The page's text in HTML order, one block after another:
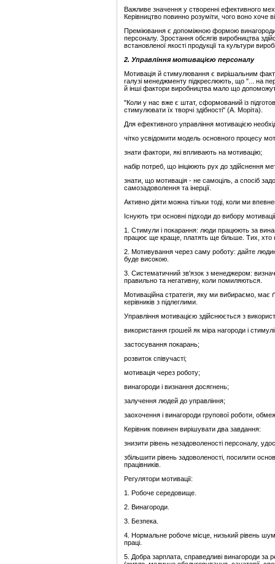
Важливе значення у створенні ефективного
Керівництво повинно розуміти, чого воно хоче
Преміювання є допоміжною формою винагороди
персоналу. Зростання обсягів виробництва
встановленої якості продукції та культури
2. Управління мотивацією персоналу
Мотивація й стимулювання є вирішальним
галузі менеджменту підкреслюють, що "... на
й інші фактори виробництва мало що
"Коли у нас вже є штат, сформований із
стимулювати їх творчі здібності" (А. Моріта).
Для ефективного управління мотивацією
чітко усвідомити модель основного процесу
знати фактори, які впливають на мотивацію;
набір потреб, що ініціюють рух до здійснення
знати, що мотивація - не самоціль, а спосіб
самозадоволення та інерції.
Активно діяти можна тільки тоді, коли ми
Існують три основні підходи до вибору
1. Стимули і покарання: люди працюють за
працює ще краще, платять ще більше. Тих, хто
2. Мотивування через саму роботу: дайте
буде високою.
3. Систематичний зв'язок з менеджером:
правильно та негативну, коли помиляються.
Мотиваційна стратегія, яку ми вибираємо, має
керівників з підлеглими.
Управління мотивацією здійснюється з
використання грошей як міра нагороди і
застосування покарань;
розвиток співучасті;
мотивація через роботу;
винагороди і визнання досягнень;
залучення людей до управління;
заохочення і винагороди групової роботи,
Керівник повинен вирішувати два завдання:
знизити рівень незадоволеності персоналу,
збільшити рівень задоволеності, посилити
працівників.
Регулятори мотивації:
1. Робоче середовище.
2. Винагороди.
3. Безпека.
4. Нормальне робоче місце, низький рівень
праці.
5. Добра зарплата, справедливі винагороди за